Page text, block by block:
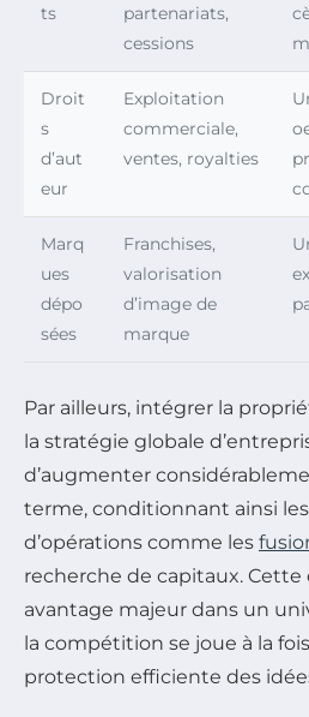
ts
partenariats,
cessions
Droit
s
d’aut
eur
Exploitation
commerciale,
ventes, royalties
Marq
ues
dépo
sées
Franchises,
valorisation
d’image de
marque
Par ailleurs, intégrer la
la stratégie globale
d’augmenter
terme, conditionnant ainsi
d’opérations comme les
recherche de capitaux.
avantage majeur dans un
la compétition se joue à la
protection efficiente des